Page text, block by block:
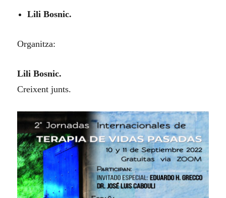
Lili Bosnic.
Organitza:
Lili Bosnic.
Creixent junts.